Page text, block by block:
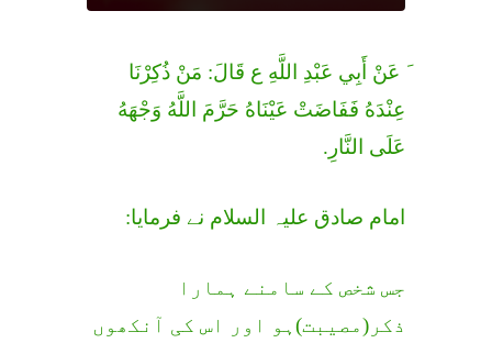
َ عَنْ أَبِي عَبْدِ اللَّهِ ع قَالَ: مَنْ ذُكِرْنَا
عِنْدَهُ فَفَاضَتْ عَيْنَاهُ حَرَّمَ اللَّهُ وَجْهَهُ
عَلَى النَّارِ.
امام صادق علیہ السلام نے فرمایا:
جس شخص کے سامنے ہمارا
ذکر(مصیبت)ہو اور اس کی آنکھوں